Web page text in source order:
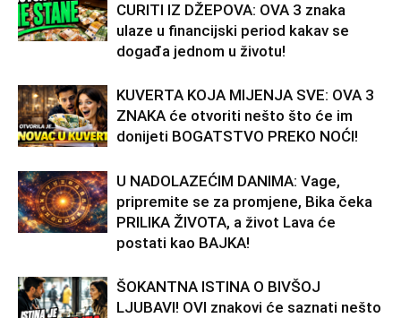
CURITI IZ DŽEPOVA: OVA 3 znaka
ulaze u financijski period kakav se
događa jednom u životu!
KUVERTA KOJA MIJENJA SVE: OVA 3
ZNAKA će otvoriti nešto što će im
donijeti BOGATSTVO PREKO NOĆI!
U NADOLAZEĆIM DANIMA: Vage,
pripremite se za promjene, Bika čeka
PRILIKA ŽIVOTA, a život Lava će
postati kao BAJKA!
ŠOKANTNA ISTINA O BIVŠOJ
LJUBAVI! OVI znakovi će saznati nešto